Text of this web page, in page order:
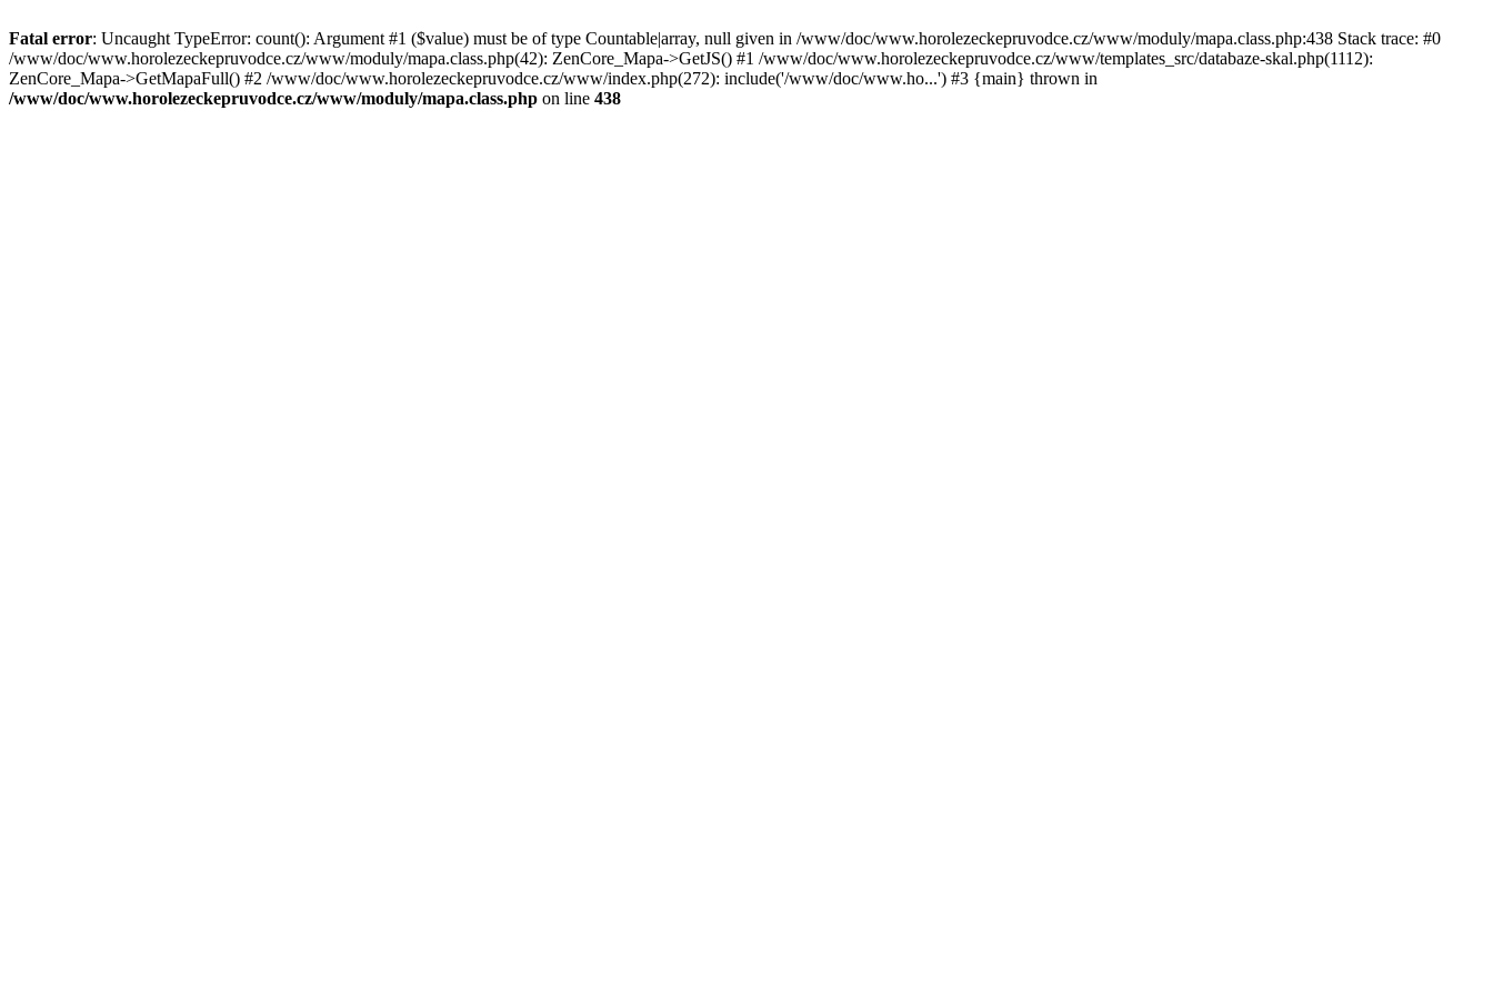
Fatal error: Uncaught TypeError: count(): Argument #1 ($value) must be of type Countable|array, null given in /www/doc/www.horolezeckepruvodce.cz/www/moduly/mapa.class.php:438 Stack trace: #0
/www/doc/www.horolezeckepruvodce.cz/www/moduly/mapa.class.php(42): ZenCore_Mapa->GetJS() #1 /www/doc/www.horolezeckepruvodce.cz/www/templates_src/databaze-skal.php(1112):
ZenCore_Mapa->GetMapaFull() #2 /www/doc/www.horolezeckepruvodce.cz/www/index.php(272): include('/www/doc/www.ho...') #3 {main} thrown in
/www/doc/www.horolezeckepruvodce.cz/www/moduly/mapa.class.php on line 438